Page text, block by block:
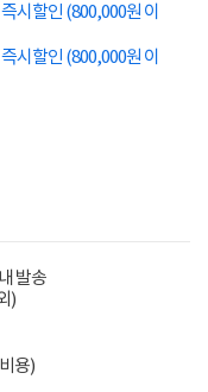
시할인 (800,000원 이
시할인 (800,000원 이
발송
)
용)